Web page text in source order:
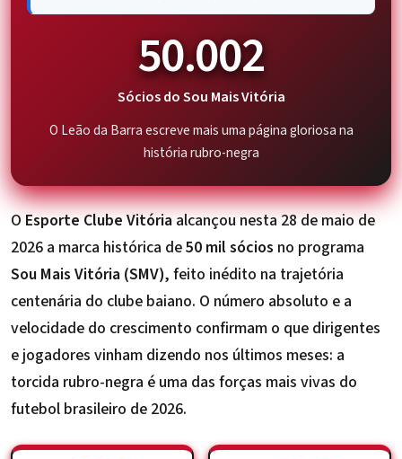
50.002
Sócios do Sou Mais Vitória
O Leão da Barra escreve mais uma página gloriosa na
história rubro-negra
O Esporte Clube Vitóriaalcançou nesta 28 de maio de
2026 a marca histórica de50 mil sócios no programa
Sou Mais Vitória (SMV), feito inédito na trajetória
centenária do clube baiano. O número absoluto e a
velocidade do crescimento confirmam o que dirigentes
e jogadores vinham dizendo nos últimos meses: a
torcida rubro-negra é uma das forças mais vivas do
futebol brasileiro de 2026.